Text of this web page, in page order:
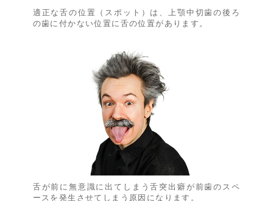
適正な舌の位置（スポット）は、上顎中切歯の後ろ
の歯に付かない位置に舌の位置があります。
舌が前に無意識に出てしまう舌突出癖が前歯のスペ
ースを発生させてしまう原因になります。